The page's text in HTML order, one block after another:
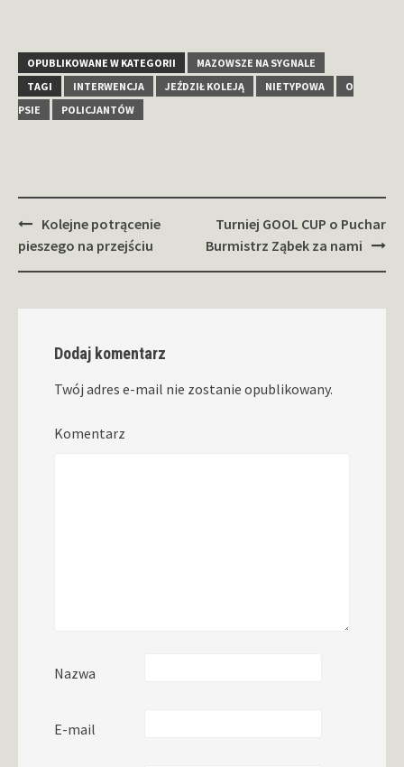
OPUBLIKOWANE W KATEGORII
MAZOWSZE NA SYGNALE
TAGI
INTERWENCJA JEŹDZIŁ KOLEJĄ NIETYPOWA
O
PSIE
POLICJANTÓW
Zobacz
wpisy
Kolejne potrącenie
pieszego na przejściu
Turniej GOOL CUP o Puchar
Burmistrz Ząbek za nami
Dodaj komentarz
Twój adres e-mail nie zostanie opublikowany.
Komentarz
Nazwa
E-mail